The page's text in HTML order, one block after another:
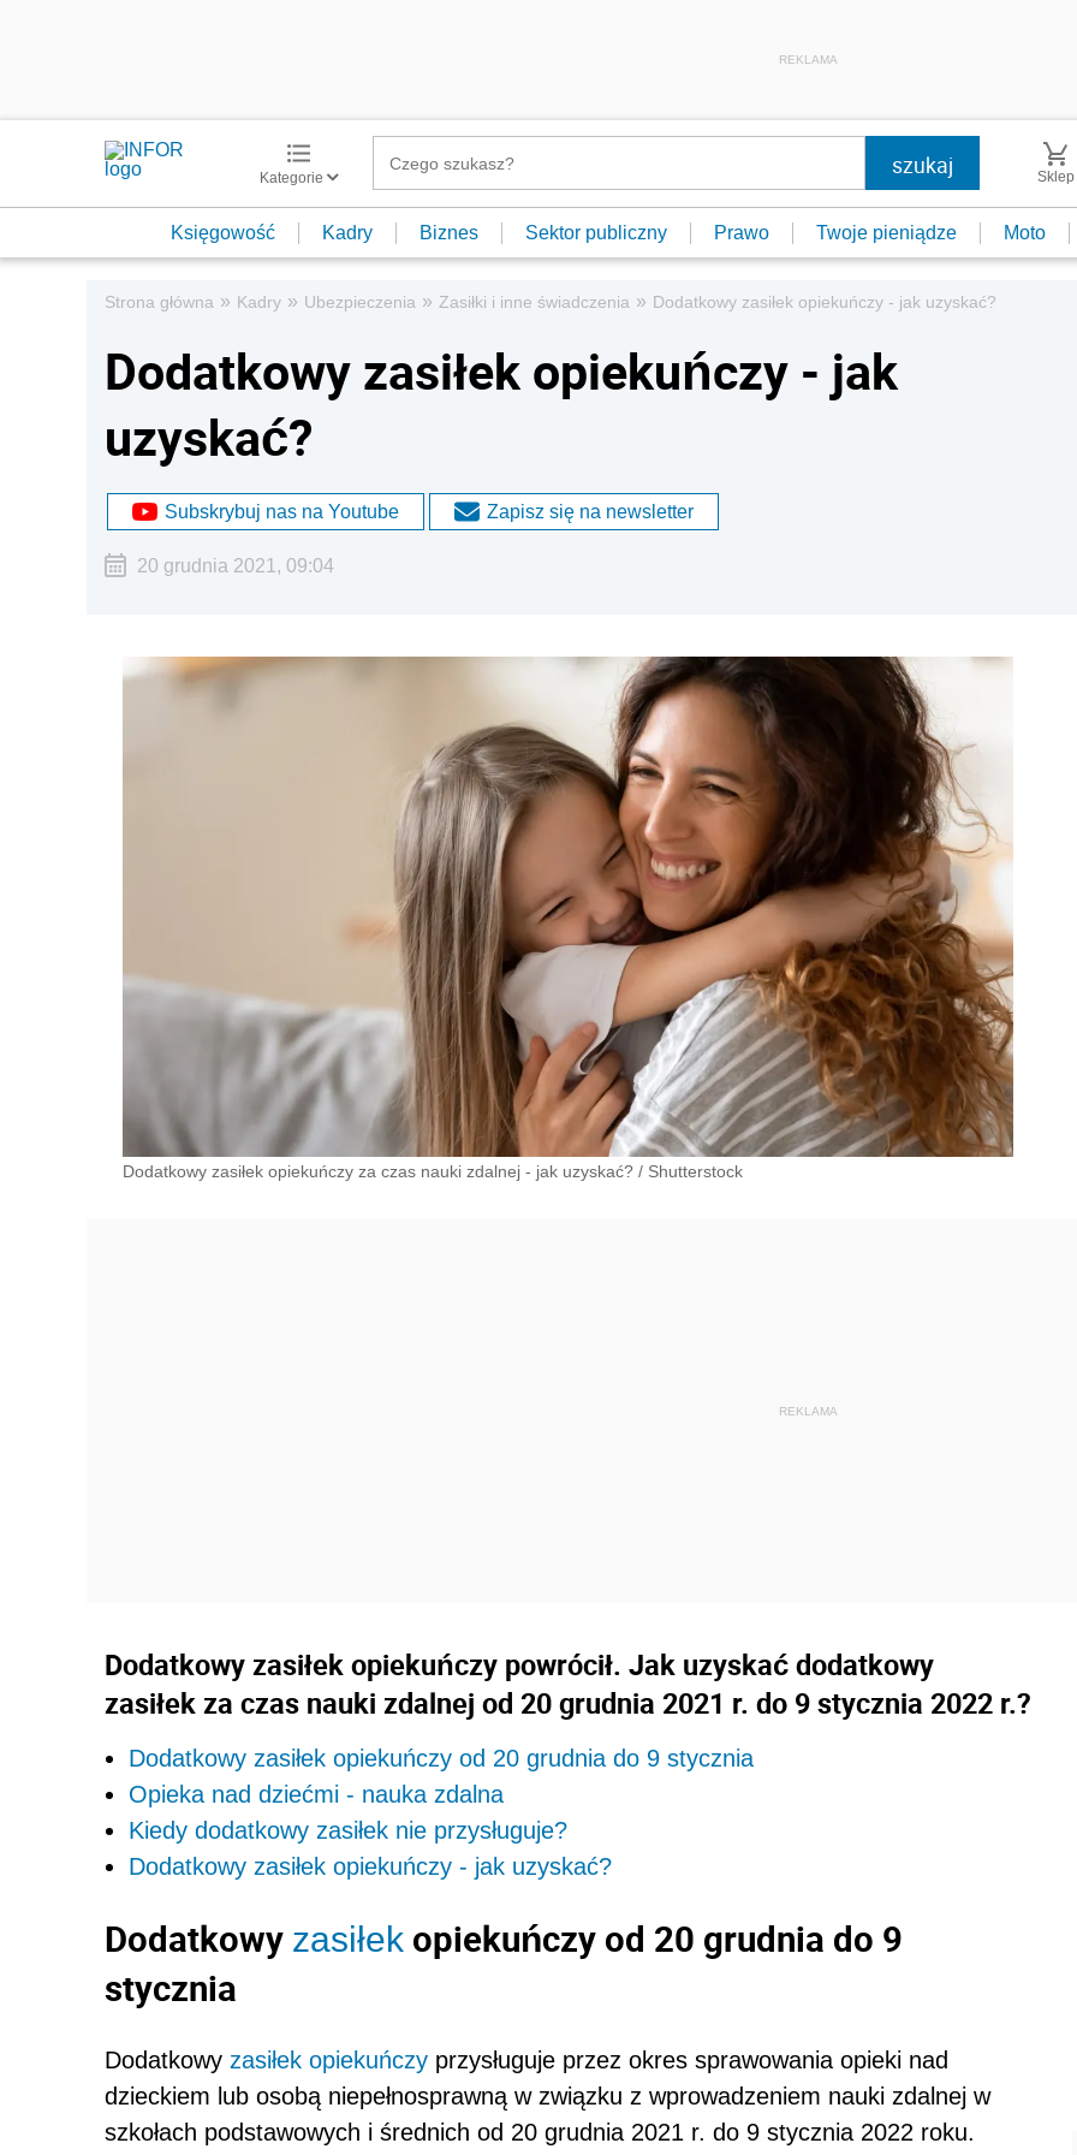
REKLAMA
Kategorie Sklep
Księgowość Kadry Biznes Sektor publiczny Prawo Twoje pieniądze Moto
Strona główna » Kadry » Ubezpieczenia » Zasiłki i inne świadczenia » Dodatkowy zasiłek opiekuńczy - jak uzyskać?
Dodatkowy zasiłek opiekuńczy - jak
uzyskać?
Subskrybuj nas na Youtube Zapisz się na newsletter
20 grudnia 2021, 09:04
Dodatkowy zasiłek opiekuńczy za czas nauki zdalnej - jak uzyskać? / Shutterstock
Dodatkowy zasiłek opiekuńczy powrócił. Jak uzyskać dodatkowy
zasiłek za czas nauki zdalnej od 20 grudnia 2021 r. do 9 stycznia 2022 r.?
Dodatkowy zasiłek opiekuńczy od 20 grudnia do 9 stycznia
Opieka nad dziećmi - nauka zdalna
Kiedy dodatkowy zasiłek nie przysługuje?
Dodatkowy zasiłek opiekuńczy - jak uzyskać?
Dodatkowy zasiłek opiekuńczy od 20 grudnia do 9
stycznia
Dodatkowy zasiłek opiekuńczy przysługuje przez okres sprawowania opieki nad
dzieckiem lub osobą niepełnosprawną w związku z wprowadzeniem nauki zdalnej w
szkołach podstawowych i średnich od 20 grudnia 2021 r. do 9 stycznia 2022 roku.